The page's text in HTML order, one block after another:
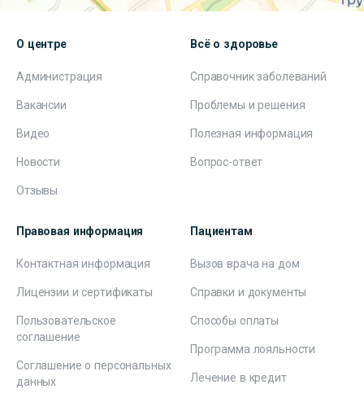
О центре
Администрация
Вакансии
Видео
Новости
Отзывы
Всё о здоровье
Справочник заболеваний
Проблемы и решения
Полезная информация
Вопрос-ответ
Правовая информация
Контактная информация
Лицензии и сертификаты
Пользовательское
соглашение
Соглашение о персональных
данных
Пациентам
Вызов врача на дом
Справки и документы
Способы оплаты
Программа лояльности
Лечение в кредит